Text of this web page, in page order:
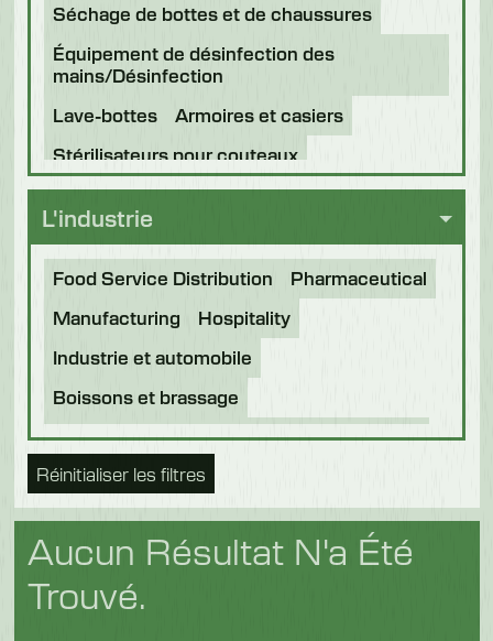
Séchage de bottes et de chaussures
Équipement de désinfection des
mains/Désinfection
Lave-bottes
Armoires et casiers
Stérilisateurs pour couteaux
L'industrie
Food Service Distribution
Pharmaceutical
Manufacturing
Hospitality
Industrie et automobile
Boissons et brassage
Transformation des aliments
Boulangerie
Aliments du futur
Chocolat
Confiserie
Produits laitiers
Poisson
Fruits et légumes
Logistique
Volaille et viande
Réinitialiser les filtres
Aucun Résultat N'a Été
Trouvé.